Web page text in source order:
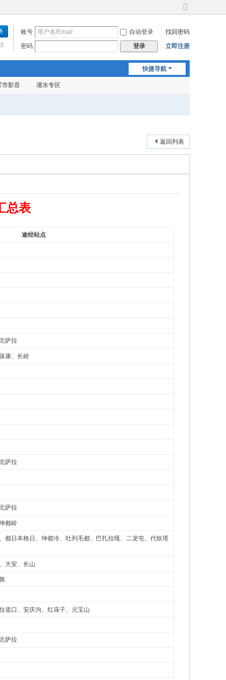
切
到
宽
账号 自动登录
找回密码
密码
登录 立即注册
快捷导航
市影音 灌水专区
返回列表
总表
途经站点
萨拉
康、长岭
萨拉
萨拉
都岭
都日本格日、坤都冷、吐列毛都、巴扎拉嘎、二龙屯、代钦塔
大安、长山
道口、安庆沟、红庙子、元宝山
萨拉